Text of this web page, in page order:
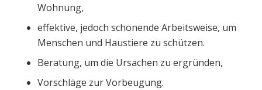
Wohnung,
effektive, jedoch schonende Arbeitsweise, um
Menschen und Haustiere zu schützen.
Beratung, um die Ursachen zu ergründen,
Vorschläge zur Vorbeugung.